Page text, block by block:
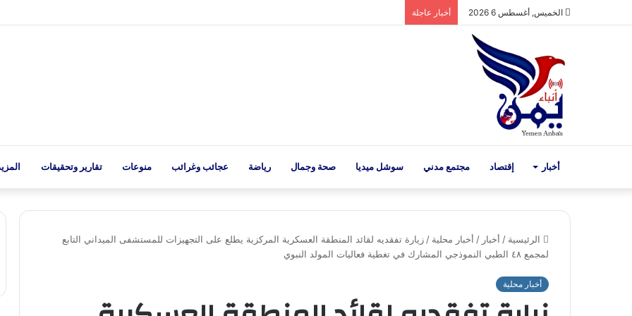
الخميس, أغسطس 6 2026 أخبار عاجلة
أخبار إقتصاد مجتمع مدني سوشل ميديا صحة وجمال رياضة عجائب وغرائب منوعات تقارير وتحقيقات
الرئيسية / أخبار / أخبار محلية / زيارة تفقديه لقائد المنطقة العسكرية المركزية يطلع على التجهيزات للمستشفى الميداني التابع
لمجمع ٤٨ الطبي النموذجي المشارك في تغطية فعاليات المولد النبوي
أخبار محلية